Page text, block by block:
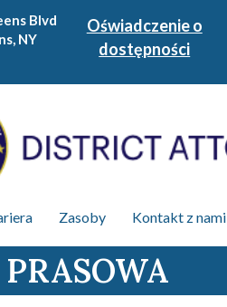
Blvd
NY
Oświadczenie o
dostępności
Zasoby Kontakt z nami